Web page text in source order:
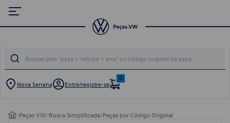
Nova Serrana Entre/registre-se
0
/Peças VW/Busca Simplificada/Peças por Código Original